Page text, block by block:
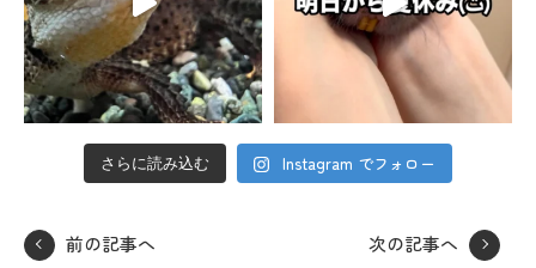
さらに読み込む Instagram でフォロー
前の記事へ 次の記事へ